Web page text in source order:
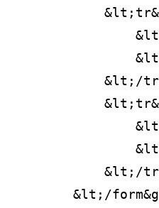
&lt;/
&lt;/
&lt;/